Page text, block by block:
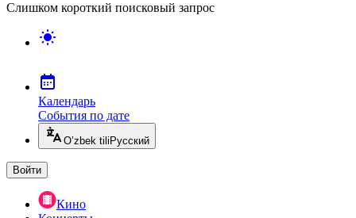
Слишком короткий поисковый запрос
Календарь
События по дате
O’zbek tili Русский
Войти
Кино